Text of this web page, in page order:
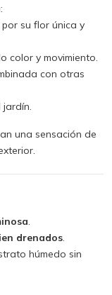
por su flor única y
color y movimiento.
con otras
una sensación de
.
drenados.
húmedo sin